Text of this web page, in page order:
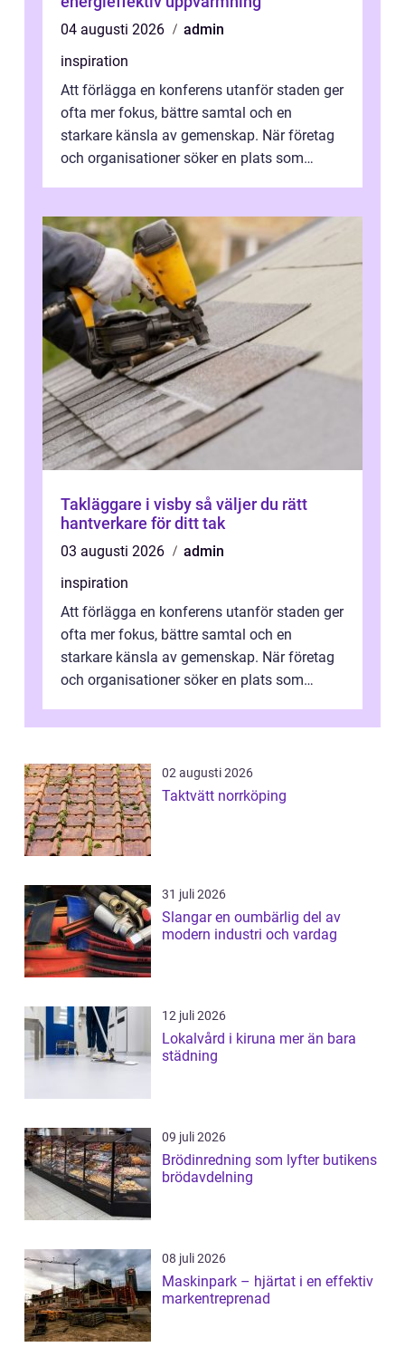
04 augusti 2026
admin
inspiration
Att förlägga en konferens utanför staden ger
ofta mer fokus, bättre samtal och en
starkare känsla av gemenskap. När företag
och organisationer söker en plats som
Takläggare i visby så väljer du rätt
hantverkare för ditt tak
03 augusti 2026
admin
inspiration
Att förlägga en konferens utanför staden ger
ofta mer fokus, bättre samtal och en
starkare känsla av gemenskap. När företag
och organisationer söker en plats som
02 augusti 2026
Taktvätt norrköping
31 juli 2026
Slangar en oumbärlig del av
modern industri och vardag
12 juli 2026
Lokalvård i kiruna mer än bara
städning
09 juli 2026
Brödinredning som lyfter butikens
brödavdelning
08 juli 2026
Maskinpark – hjärtat i en effektiv
markentreprenad